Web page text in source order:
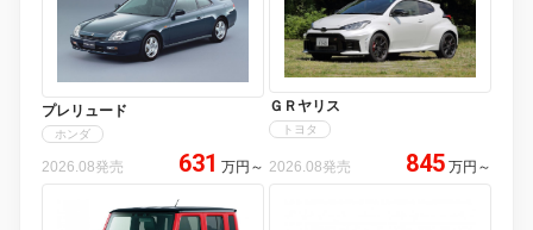
プレリュード
ホンダ
2026.08発売 631 万円 ～
ＧＲヤリス
トヨタ
2026.08発売 845 万円 ～